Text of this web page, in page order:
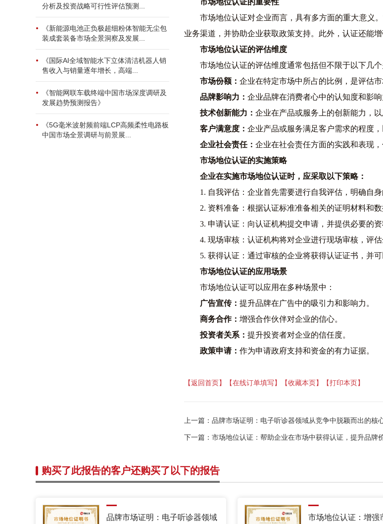
分析及投资战略可行性评估预测...
《新能源电池正负极超细粉体智能无尘包
装成套装备市场全景洞察及发展...
《国际AI全域智能水下立体清洁机器人销
售收入与销量逐年增长，高端...
《智能网联车载终端中国市场深度调研及
发展趋势预测报告》
《5G毫米波射频前端LCP高频柔性电路板
中国市场全景调研与前景展...
市场地位认证对企业而言，具有多方面的重大意义
业务渠道，并协助企业获取政策支持。此外，认证还能
市场地位认证的评估维度
市场地位认证的评估维度通常包括但不限于以下几
市场份额 ： 企业在特定市场中所占的比例，是评估市
品牌影响力 ： 企业品牌在消费者心中的认知度和影响
技术创新能力 ： 企业在产品或服务上的创新能力，
客户满意度 ： 企业产品或服务满足客户需求的程度
企业社会责任 ： 企业在社会责任方面的实践和表现
市场地位认证的实施策略
企业在实施市场地位认证时，应采取以下策略 ：
1. 自我评估 ： 企业首先需要进行自我评估，明确自身
2. 资料准备 ： 根据认证标准准备相关的证明材料和数
3. 申请认证 ： 向认证机构提交申请，并提供必要的资
4. 现场审核 ： 认证机构将对企业进行现场审核，评估
5. 获得认证 ： 通过审核的企业将获得认证证书，并
市场地位认证的应用场景
市场地位认证可以应用在多种场景中 ：
广告宣传 ： 提升品牌在广告中的吸引力和影响力。
商务合作 ： 增强合作伙伴对企业的信心。
投资者关系 ： 提升投资者对企业的信任度。
政策申请 ： 作为申请政府支持和资金的有力证据。
【返回首页】 【在线订单填写】 【收藏本页】 【打印本页】
上一篇： 品牌市场证明：电子听诊器领域从竞争中脱颖而出的核
下一篇： 市场地位认证：帮助企业在市场中获得认证，提升品牌
购买了此报告的客户还购买了以下的报告
品牌市场证明：电子听诊器领域
市场地位认证：增强